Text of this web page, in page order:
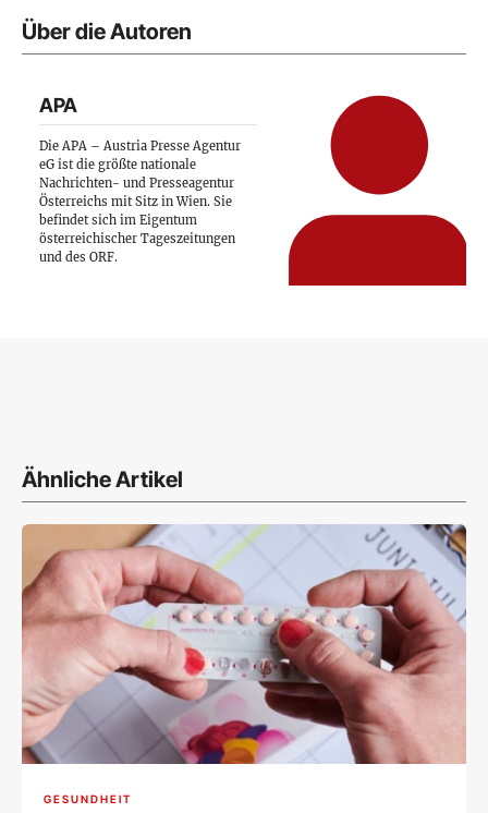
Über die Autoren
APA
Die APA – Austria Presse Agentur
eG ist die größte nationale
Nachrichten- und Presseagentur
Österreichs mit Sitz in Wien. Sie
befindet sich im Eigentum
österreichischer Tageszeitungen
und des ORF.
Ähnliche Artikel
GESUNDHEIT